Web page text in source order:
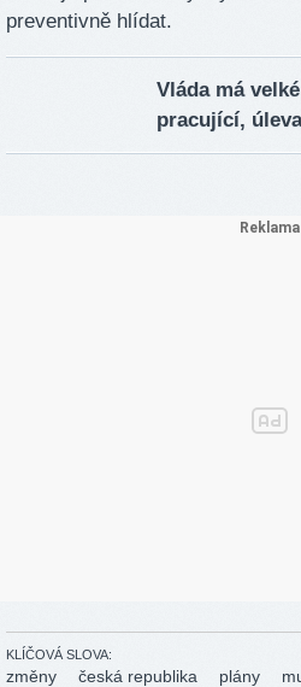
preventivně hlídat.
Vláda má
pracující,
KLÍČOVÁ SLOVA:
změny česká republika plány